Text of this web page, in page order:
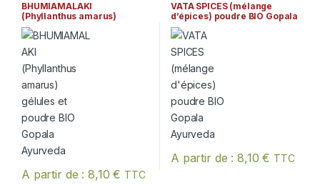
BHUMIAMALAKI
(Phyllanthus amarus)
gélules et poudre BIO
Gopala Ayurveda
A partir de :8,10€ TTC
VATA SPICES (mélange
d’épices) poudre BIO Gopala
Ayurveda
A partir de :8,10€ TTC